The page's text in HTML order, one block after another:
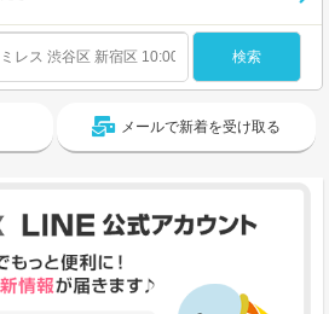
メールで新着を受け取る